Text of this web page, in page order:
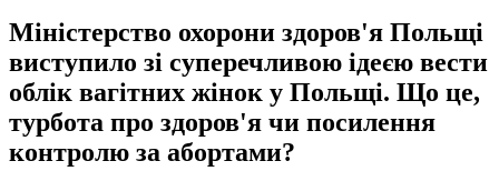
Міністерство охорони здоров'я Польщі
виступило зі суперечливою ідеєю вести
облік вагітних жінок у Польщі. Що це,
турбота про здоров'я чи посилення
контролю за абортами?